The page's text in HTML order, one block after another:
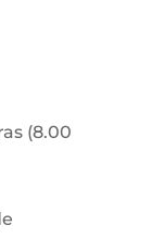
(8.00